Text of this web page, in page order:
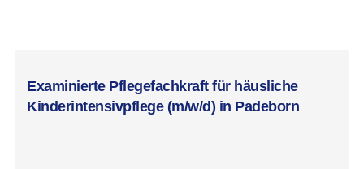
Examinierte Pflegefachkraft für häusliche
Kinderintensivpflege (m/w/d) in Padeborn